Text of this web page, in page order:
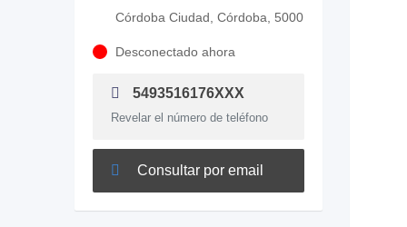
Córdoba Ciudad, Córdoba, 5000
Desconectado ahora
5493516176XXX
Revelar el número de teléfono
Consultar por email